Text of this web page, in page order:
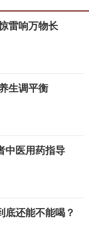
雷响万物长
生调平衡
中医用药指导
底还能不能喝？